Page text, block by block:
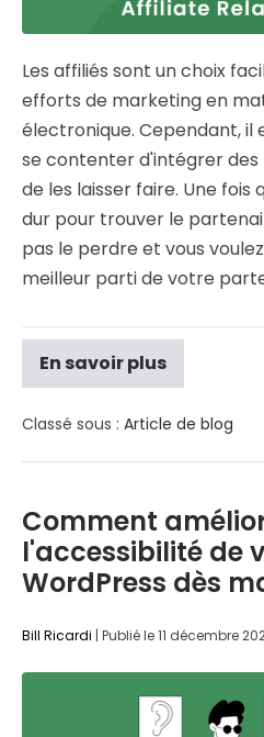
Les affiliés sont un choix
efforts de marketing en
électronique. Cependant,
se contenter d'intégrer
de les laisser faire. Une fois
dur pour trouver le
pas le perdre et vous
meilleur parti de votre
En savoir plus
Classé sous : Article de blog
Comment
l'accessibilité de
WordPress dès
Bill Ricardi | Publié le11 décembre